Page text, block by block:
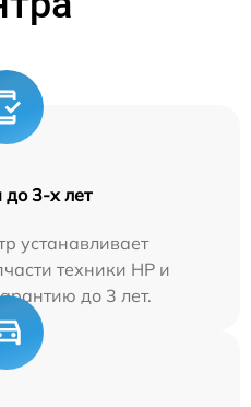
до 3-х лет
устанавливает
техники HP и
до 3 лет.